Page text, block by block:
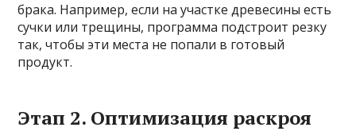
брака. Например, если на участке древесины есть
сучки или трещины, программа подстроит резку
так, чтобы эти места не попали в готовый
продукт.
Этап 2. Оптимизация раскроя